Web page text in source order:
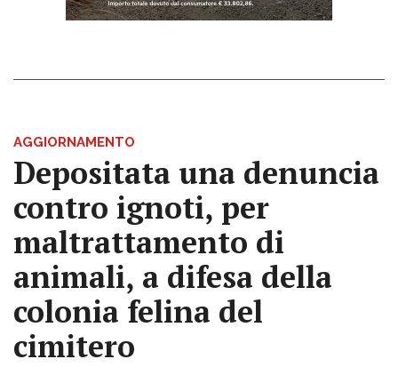
AGGIORNAMENTO
Depositata una denuncia
contro ignoti, per
maltrattamento di
animali, a difesa della
colonia felina del
cimitero